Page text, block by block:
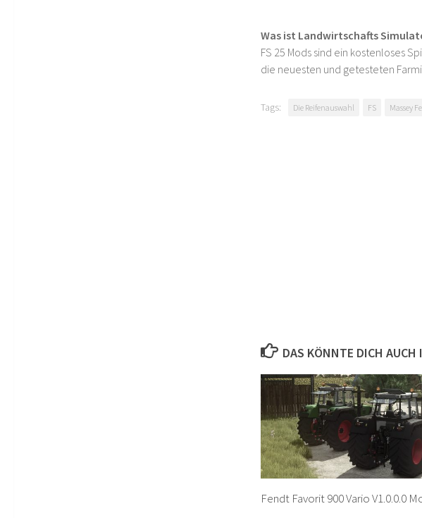
Was ist Landwirtschafts
FS 25 Mods sind ein kostenloses
die neuesten und getesteten
Tags: Die Reifenauswahl FS Massey
DAS KÖNNTE DICH AUCH
Fendt Favorit 900 Vario V1.0.0.0